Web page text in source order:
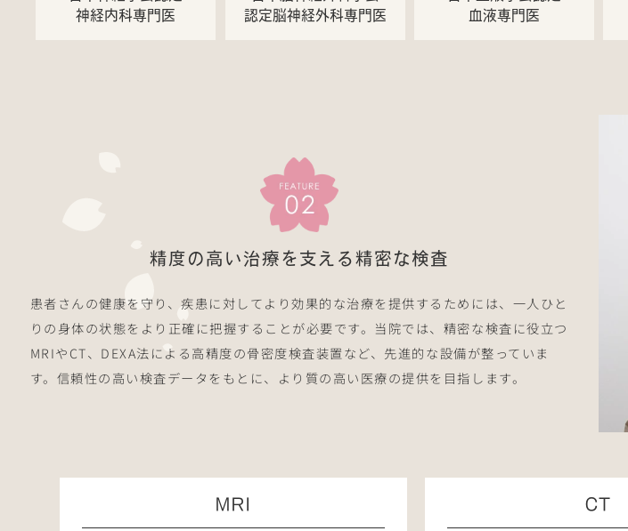
神経内科専門医
認定脳神経外科専門医
血液専門医
精度の高い治療を支える精密な検査
患者さんの健康を守り、疾患に対してより効果的な治療を提供するためには、一人ひと
りの身体の状態をより正確に把握することが必要です。当院では、精密な検査に役立つ
MRIやCT、DEXA法による高精度の骨密度検査装置など、先進的な設備が整っていま
す。信頼性の高い検査データをもとに、より質の高い医療の提供を目指します。
MRI CT